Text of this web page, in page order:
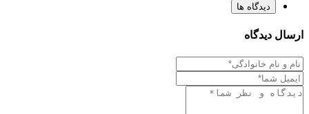
دیدگاه ها
ارسال دیدگاه